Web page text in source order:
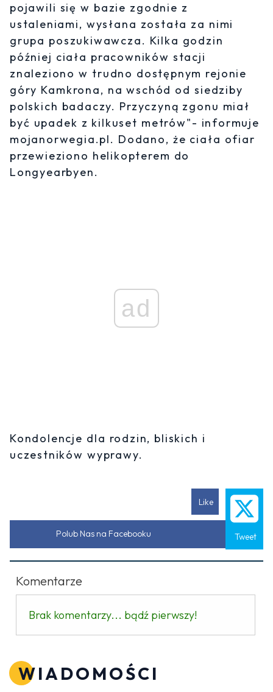
pojawili się w bazie zgodnie z
ustaleniami, wysłana została za nimi
grupa poszukiwawcza. Kilka godzin
później ciała pracowników stacji
znaleziono w trudno dostępnym rejonie
góry Kamkrona, na wschód od siedziby
polskich badaczy. Przyczyną zgonu miał
być upadek z kilkuset metrów"- informuje
mojanorwegia.pl. Dodano, że ciała ofiar
przewieziono helikopterem do
Longyearbyen.
ad
Kondolencje dla rodzin, bliskich i
uczestników wyprawy.
Like
Tweet
Polub Nas na Facebooku
Komentarze
Brak komentarzy... bądź pierwszy!
WIADOMOŚCI